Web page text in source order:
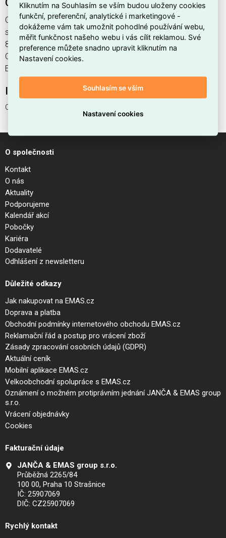
CLIO MPT1 COFFEE
CLIO MPT1 COFFEE najdete v kategoriích Svítidla, Svítidla,
světelné zdroje a LED osvětlení, výrobce Ideal Lux, EAN
8021696328829, kód dodavatele 328829. CLIO MPT1
COFFEE nabízíme od 1 ks. Kód EMAS CLIO MPT1 COFFEE je
ELSVOS1786115.
Interní název produktu
CLIO MPT1 COFFEE
O společnosti
Kontakt
O nás
Aktuality
Podporujeme
Kalendář akcí
Pobočky
Kariéra
Dodavatelé
Odhlášení z newsletteru
Důležité odkazy
Jak nakupovat na EMAS.cz
Doprava a platba
Obchodní podmínky internetového obchodu EMAS.cz
Reklamační řád a postup pro vrácení zboží
Zásady zpracování osobních údajů (GDPR)
Aktuální ceník
Mobilní aplikace EMAS.cz
Velkoobchodní spolupráce s EMAS.cz
Oznámení o možném protiprávním jednání JANČA & EMAS group
s.r.o.
Vrácení objednávky
Cookies
Fakturační údaje
JANČA & EMAS group s.r.o.
Průběžná 2265/84
100 00, Praha 10 Strašnice
IČ: 25907069
DIČ: CZ25907069
Rychlý kontakt
Kliknutím na Souhlasím se vším budou uloženy cookies
funkční, preferenční, analytické i marketingové -
dokážeme vám tak umožnit pohodlné používání webu,
měřit funkčnost našeho webu i vás cílit reklamou. Své
preference můžete snadno upravit kliknutím na
Nastavení cookies.
Souhlasím se vším
Nastavení cookies